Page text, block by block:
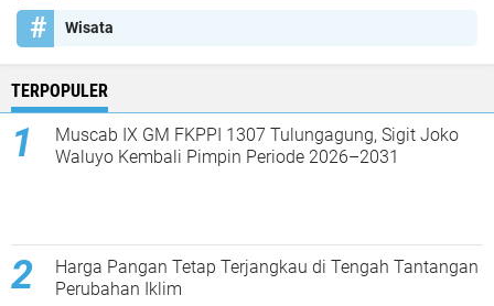
Wisata
TERPOPULER
Muscab IX GM FKPPI 1307 Tulungagung, Sigit Joko
Waluyo Kembali Pimpin Periode 2026–2031
Harga Pangan Tetap Terjangkau di Tengah Tantangan
Perubahan Iklim